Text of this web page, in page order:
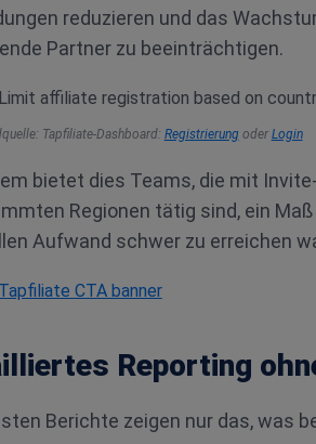
reduzieren und das
Partner zu beeinträchtigen.
Tapfiliate-Dashboard: Registrierung oder Login
bietet dies Teams, die mit
Regionen tätig sind, ein
Aufwand schwer zu erreichen
Reporting
Berichte zeigen nur das, was